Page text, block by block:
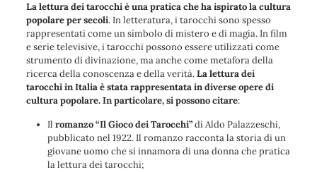
La lettura dei tarocchi è una pratica che ha ispirato la cultura
popolare per secoli. In letteratura, i tarocchi sono spesso
rappresentati come un simbolo di mistero e di magia. In film
e serie televisive, i tarocchi possono essere utilizzati come
strumento di divinazione, ma anche come metafora della
ricerca della conoscenza e della verità.La lettura dei
tarocchi in Italia è stata rappresentata in diverse opere di
cultura popolare. In particolare, si possono citare:
Il romanzo “Il Gioco dei Tarocchi”di Aldo Palazzeschi,
pubblicato nel 1922. Il romanzo racconta la storia di un
giovane uomo che si innamora di una donna che pratica
la lettura dei tarocchi;